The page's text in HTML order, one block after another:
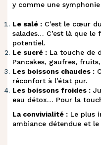
r . Gaufre au
s.
Gaufres salées
frais
t.
Gaufres salées
frais
u. Croque-monsieur
y comme une
Le salé : C’est le cœur
salades… C’est là que
potentiel.
Le sucré : La touche de
Pancakes, gaufres,
Les boissons chaudes :
réconfort à l’état pur.
Les boissons froides :
eau détox… Pour la
La convivialité : Le plus
ambiance détendue et le